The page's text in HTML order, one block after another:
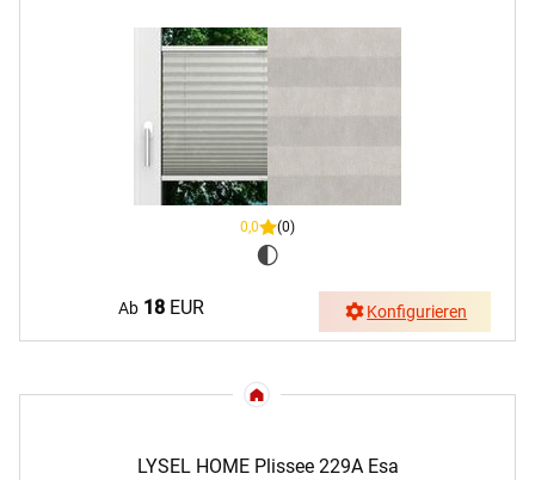
0,0 (0)
Ab 18 EUR Konfigurieren
LYSEL HOME Plissee 229A Esa